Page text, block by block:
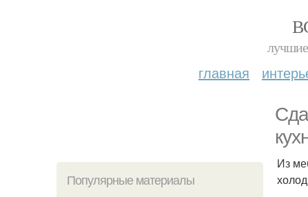
лучшие
главная
Популярные материалы
Из